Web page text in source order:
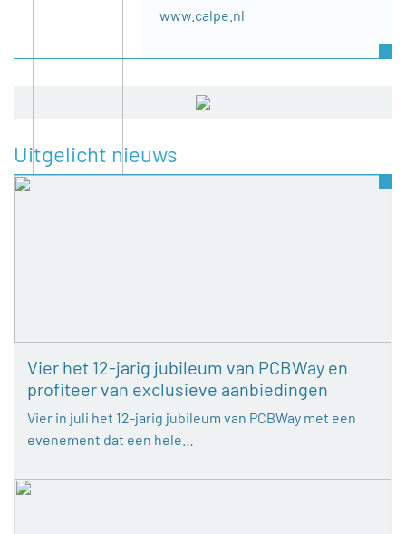
www.calpe.nl
Uitgelicht nieuws
Vier het 12-jarig jubileum van PCBWay en
profiteer van exclusieve aanbiedingen
Vier in juli het 12-jarig jubileum van PCBWay met een
evenement dat een hele…